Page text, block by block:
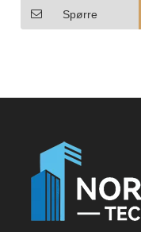
gjestehusbygg
Spørre